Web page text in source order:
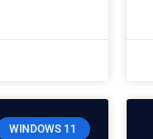
WINDOWS 11